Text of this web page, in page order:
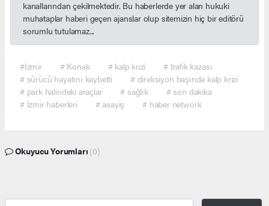
kanallarından çekilmektedir. Bu haberlerde yer alan hukuki
muhataplar haberi geçen ajanslar olup sitemizin hiç bir editörü
sorumlu tutulamaz...
#İzmir # Konak # kalp krizi
# trafik kazası
# sürücü hayatını kaybetti
# direksiyon başında kalp krizi
# park halindeki araçlar
# sağlık
# son dakika
# İzmir haberleri
# asayiş # haber network
Okuyucu Yorumları (0)